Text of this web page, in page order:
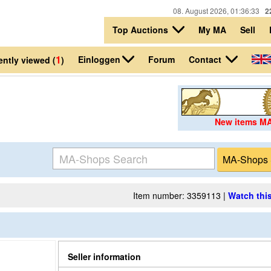
08. August 2026, 01:36:33
Top Auctions My MA Sell
viewed (1) Einloggen Forum Contact
New items
Item number: 3359113 | Watch
Seller information